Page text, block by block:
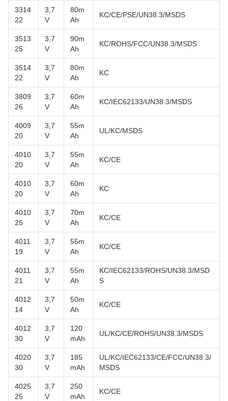
3314
22
3,7
V
80m
Ah
KC/CE/PSE/UN38.3/MSDS
3513
25
3,7
V
90m
Ah
KC/ROHS/FCC/UN38.3/MSDS
3514
22
3,7
V
80m
Ah
KC
3809
26
3,7
V
60m
Ah
KC/IEC62133/UN38.3/MSDS
4009
20
3,7
V
55m
Ah
UL/KC/MSDS
4010
20
3,7
V
55m
Ah
KC/CE
4010
20
3,7
V
60m
Ah
KC
4010
25
3,7
V
70m
Ah
KC/CE
4011
19
3,7
V
55m
Ah
KC/CE
4011
21
3,7
V
55m
Ah
KC/IEC62133/ROHS/UN38.3/MSD
S
4012
14
3,7
V
50m
Ah
KC/CE
4012
30
3,7
V
120
mAh
UL/KC/CE/ROHS/UN38.3/MSDS
4020
30
3,7
V
185
mAh
UL/KC/IEC62133/CE/FCC/UN38.3/
MSDS
4025
25
3,7
V
250
mAh
KC/CE